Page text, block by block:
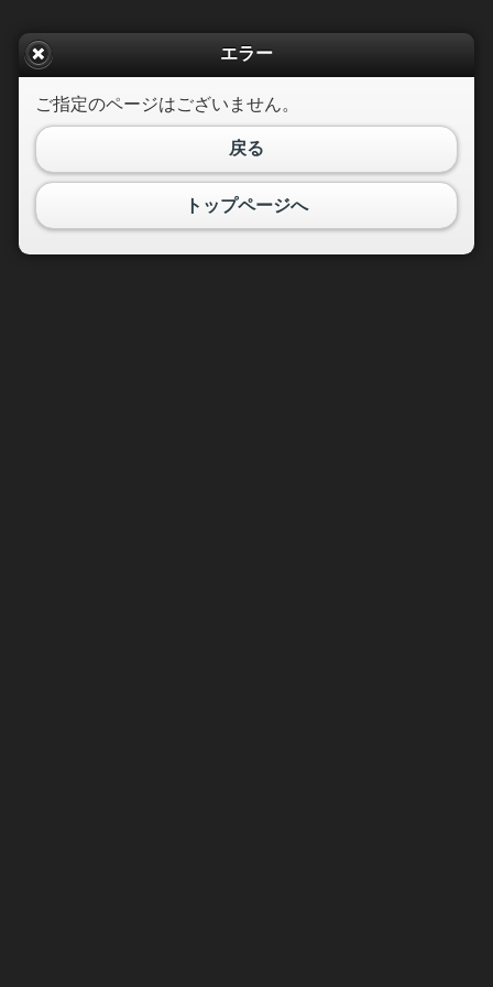
エラー
ご指定のページはございません。
戻る
トップページへ